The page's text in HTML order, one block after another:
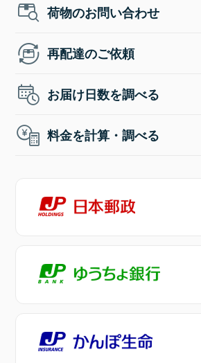
荷物のお問い合わせ
再配達のご依頼
お届け日数を調べる
料金を計算・調べる